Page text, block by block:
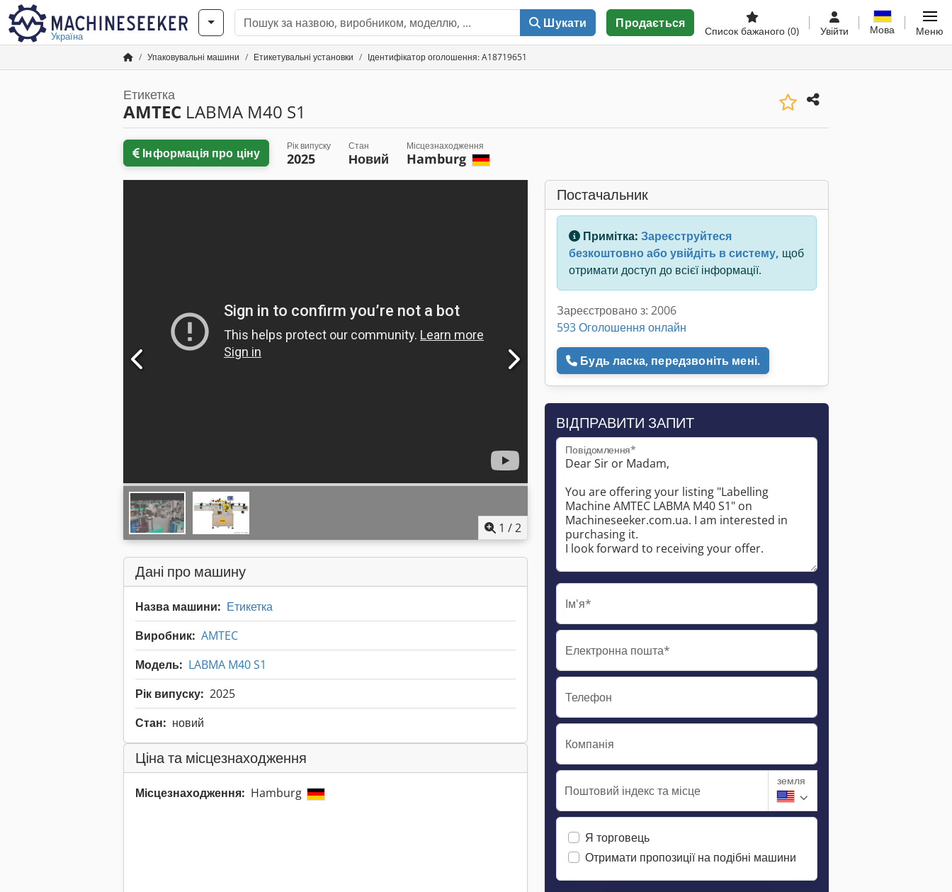
Україна
Шукати Продається
Список бажаного (0) Увійти Мова Меню
Упаковувальні машини Етикетувальні установки Ідентифікатор оголошення: A18719651
Етикетка
AMTEC LABMA M40 S1
Інформація про ціну Рік випуску
2025
Стан
Новий
Місцезнаходження
Hamburg
1 /2
Дані про машину
Назва машини: Етикетка
Виробник: AMTEC
Модель: LABMA M40 S1
Рік випуску: 2025
Стан: новий
Ціна та місцезнаходження
Місцезнаходження: Hamburg
Постачальник
Примітка: Зареєструйтеся
безкоштовно або увійдіть в систему, щоб
отримати доступ до всієї інформації.
Зареєстровано з: 2006
593 Оголошення онлайн
Будь ласка, передзвоніть мені.
ВІДПРАВИТИ ЗАПИТ
Повідомлення*
Ім'я*
Електронна пошта*
Телефон
Компанія
Поштовий індекс та місце
земля
Я торговець
Отримати пропозиції на подібні машини